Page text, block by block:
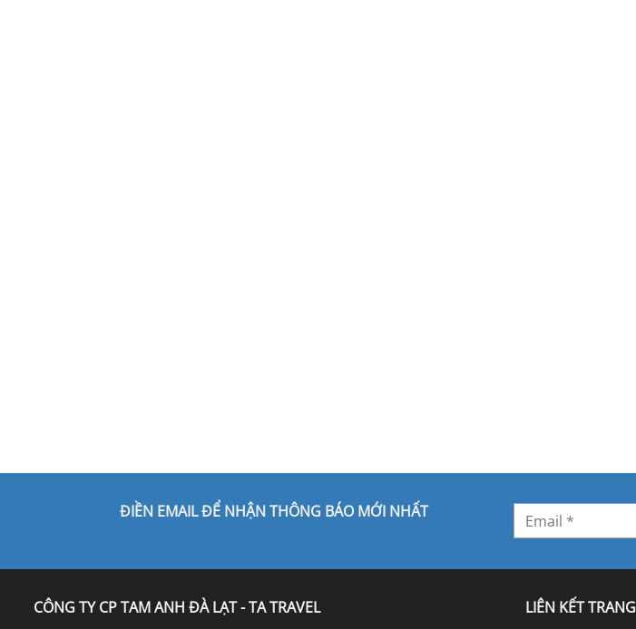
ĐIỀN EMAIL ĐỂ NHẬN THÔNG BÁO MỚI NHẤT
CÔNG TY CP TAM ANH ĐÀ LẠT - TA TRAVEL LIÊN KẾT TRANG